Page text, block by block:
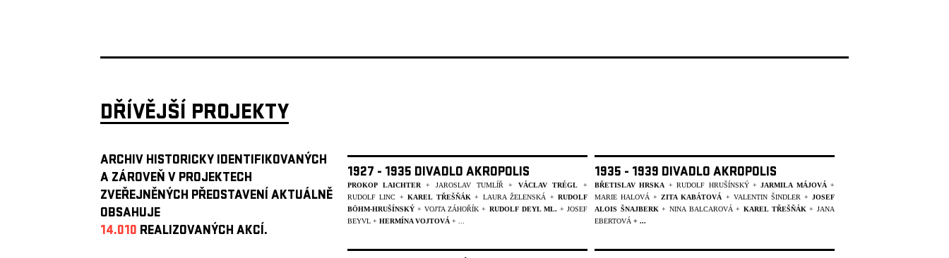
DŘÍVĚJŠÍ PROJEKTY
ARCHIV HISTORICKY IDENTIFIKOVANÝCH
A ZÁROVEŇ V PROJEKTECH
ZVEŘEJNĚNÝCH PŘEDSTAVENÍ AKTUÁLNĚ
OBSAHUJE
14.010 REALIZOVANÝCH AKCÍ.
1927 - 1935 DIVADLO AKROPOLIS
PROKOP LAICHTER+ JAROSLAV TUMLÍŘ + VÁCLAV TRÉGL +
RUDOLF LINC +KAREL TŘEŠŇÁK + LAURA ŽELENSKÁ +RUDOLF
BÖHM-HRUŠÍNSKÝ + VOJTA ZÁHOŘÍK + RUDOLF DEYL ML. +JOSEF
BEYVL + HERMÍNA VOJTOVÁ + ...
1935 - 1939 DIVADLO AKROPOLIS
BŘETISLAV HRSKA + RUDOLF HRUŠÍNSKÝ +JARMILA MÁJOVÁ+
MARIE HALOVÁ +ZITA KABÁTOVÁ + VALENTIN ŠINDLER +JOSEF
ALOIS ŠNAJBERK + NINA BALCAROVÁ +KAREL TŘEŠŇÁK + JANA
EBERTOVÁ + ...